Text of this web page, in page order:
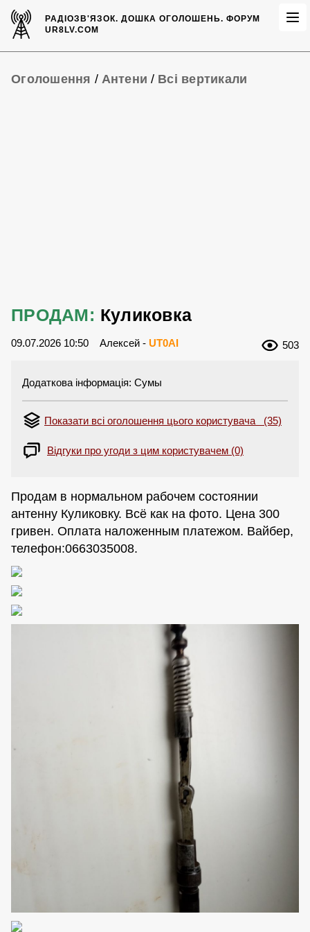
РАДІОЗВ'ЯЗОК.ДОШКА ОГОЛОШЕНЬ. ФОРУМ
UR8LV.COM
Оголошення / Антени / Всі вертикали
ПРОДАМ: Куликовка
09.07.2026 10:50 Алексей - UT0AI 503
Додаткова інформація: Сумы
Показати всі оголошення цього користувача (35)
Відгуки про угоди з цим користувачем (0)
Продам в нормальном рабочем состоянии
антенну Куликовку. Всё как на фото. Цена 300
гривен. Оплата наложенным платежом. Вайбер,
телефон:0663035008.